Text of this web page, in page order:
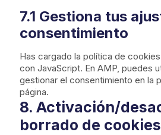
t
i
c
s
s
s
t
s
p
e
e
d
i
c
e
a
r
i
o
s
7.1 Gestiona tus
consentimiento
Has cargado la política de
con JavaScript. En AMP, puedes
gestionar el consentimiento en la
página.
8. Activación/
borrado de cookies